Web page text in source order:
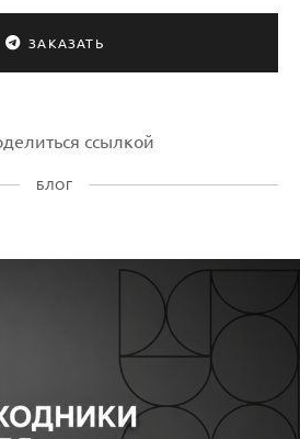
ЗАКАЗАТЬ
ссылкой
БЛОГ